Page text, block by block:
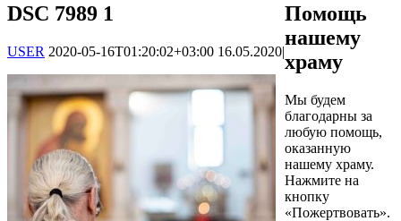
DSC 7989 1
USER 2020-05-16T01:20:02+03:00 16.05.2020|
Помощь
нашему
храму
Мы будем
благодарны за
любую помощь,
оказанную
нашему храму.
Нажмите на
кнопку
«Пожертвовать».